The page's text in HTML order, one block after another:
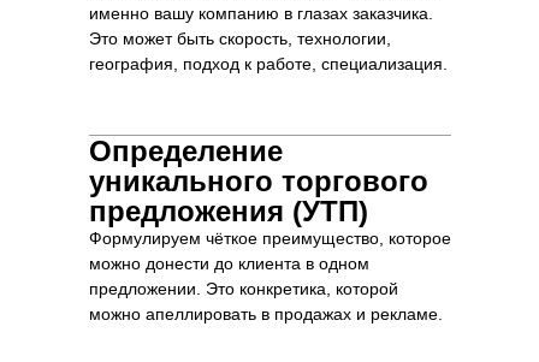
именно вашу компанию в глазах заказчика.
Это может быть скорость, технологии,
география, подход к работе, специализация.
Определение
уникального торгового
предложения (УТП)
Формулируем чёткое преимущество, которое
можно донести до клиента в одном
предложении. Это конкретика, которой
можно апеллировать в продажах и рекламе.